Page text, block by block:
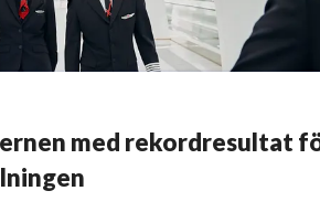
med rekordresultat